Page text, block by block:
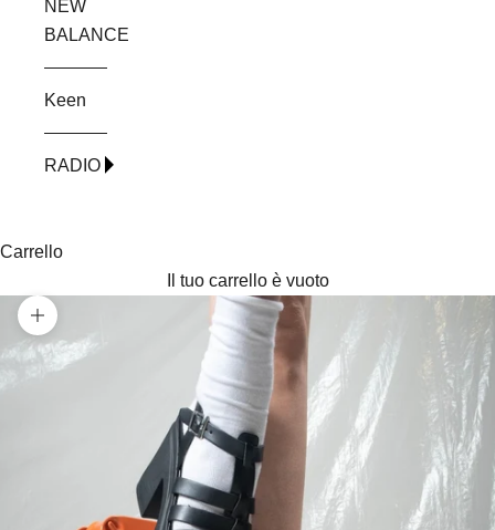
NEW
BALANCE
Keen
RADIO
Carrello
Il tuo carrello è vuoto
Ingrandisci immagine